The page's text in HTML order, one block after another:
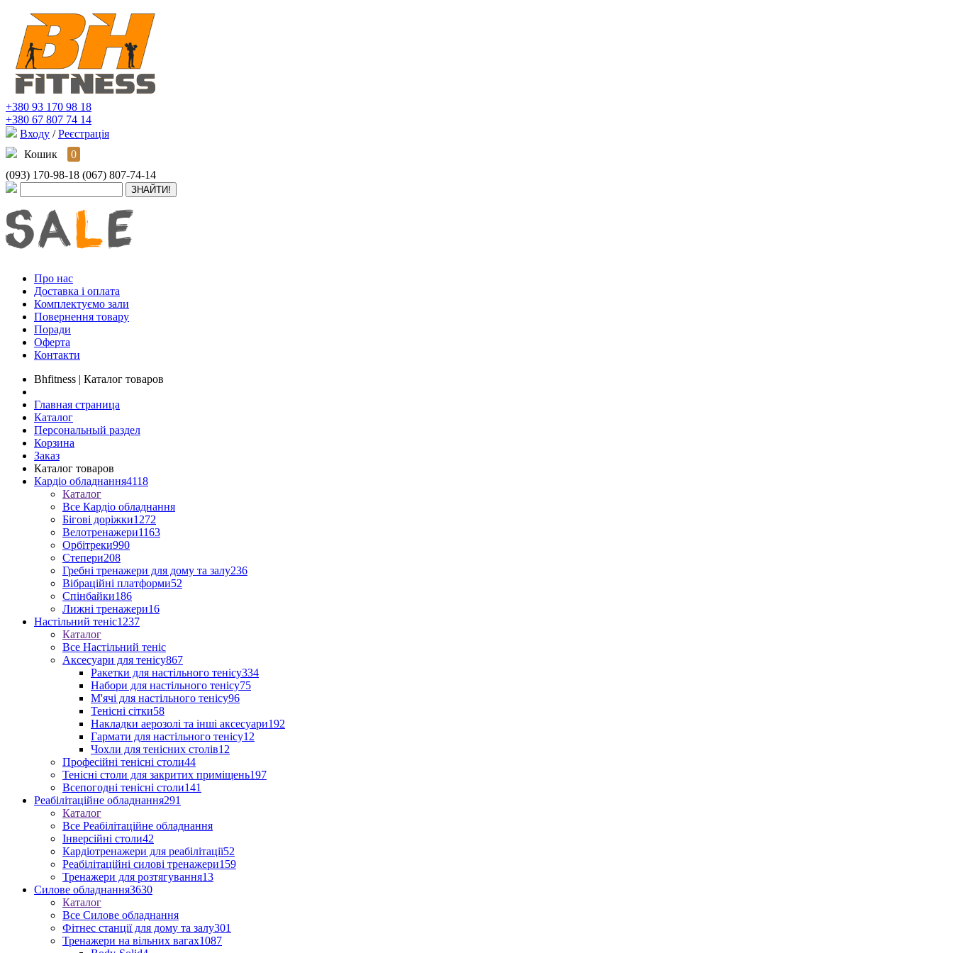
+380 93 170 98 18
+380 67 807 74 14
Входу / Реєстрація
Кошик
0
(093) 170-98-18 (067) 807-74-14
Про нас
Доставка і оплата
Комплектуємо зали
Повернення товару
Поради
Оферта
Контакти
Bhfitness | Каталог товаров
Главная страница
Каталог
Персональный раздел
Корзина
Заказ
Каталог товаров
Кардіо обладнання4118
Каталог
Все Кардіо обладнання
Бігові доріжки1272
Велотренажери1163
Орбітреки990
Степери208
Гребні тренажери для дому та залу236
Вібраційні платформи52
Спінбайки186
Лижні тренажери16
Настільний теніс1237
Каталог
Все Настільний теніс
Аксесуари для тенісу867
Ракетки для настільного тенісу334
Набори для настільного тенісу75
М'ячі для настільного тенісу96
Тенісні сітки58
Накладки аерозолі та інші аксесуари192
Гармати для настільного тенісу12
Чохли для тенісних столів12
Професійні тенісні столи44
Тенісні столи для закритих приміщень197
Всепогодні тенісні столи141
Реабілітаційне обладнання291
Каталог
Все Реабілітаційне обладнання
Інверсійні столи42
Кардіотренажери для реабілітації52
Реабілітаційні силові тренажери159
Тренажери для розтягування13
Силове обладнання3630
Каталог
Все Силове обладнання
Фітнес станції для дому та залу301
Тренажери на вільних вагах1087